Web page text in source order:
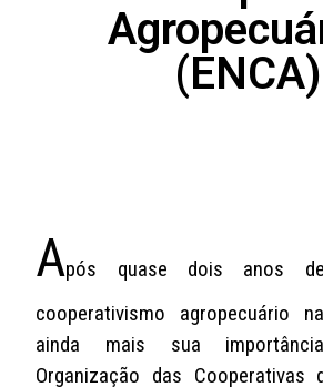
(ENCA)
Após quase dois anos
cooperativismo agropecuário
ainda mais sua
Organização das Cooperativas